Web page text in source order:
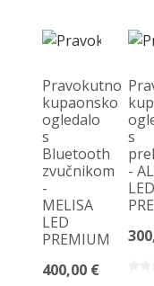
Pravokutno
kupaonsko
ogledalo
s
Bluetooth
zvučnikom
-
MELISA
LED
PREMIUM
400,00 €
s
-
LED